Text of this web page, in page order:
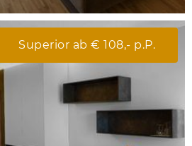
Superior ab € 108,- p.P.